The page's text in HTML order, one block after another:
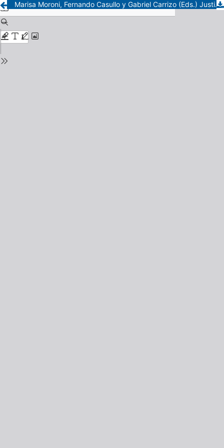
Marisa Moroni, Fernando Casullo y Gabriel Carrizo (Eds.) Justicia, seguridad y castigo. Concepciones y prácticas cotidianas en Patagonia (1884-1955)